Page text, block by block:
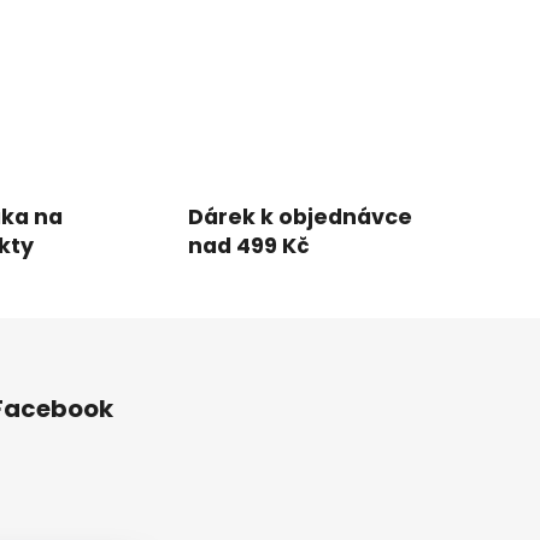
na
Dárek k objednávce
nad 499 Kč